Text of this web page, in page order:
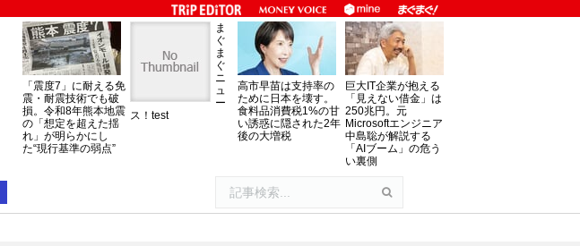
「震度7」に耐える免
震・耐震技術でも破
損。令和8年熊本地震
の「想定を超えた揺
れ」が明らかにし
た“現行基準の弱点”
ま
ぐ
ま
ぐ
ニ
ュ
ー
ス！test
高市早苗は支持率の
ために日本を壊す。
食料品消費税1%の甘
い誘惑に隠された2年
後の大増税
巨大IT企業が抱える
「見えない借金」は
250兆円。元
Microsoftエンジニア
中島聡が解説する
「AIブーム」の危う
い裏側